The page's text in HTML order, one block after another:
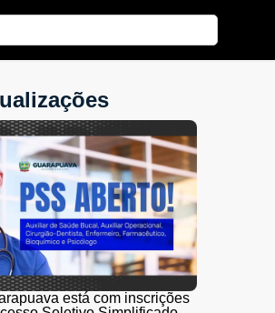
está com inscrições